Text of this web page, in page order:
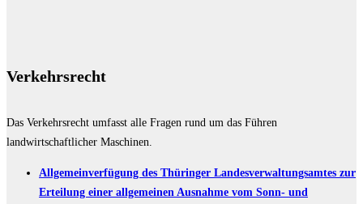
Verkehrsrecht
Das Verkehrsrecht umfasst alle Fragen rund um das Führen
landwirtschaftlicher Maschinen.
Allgemeinverfügung des Thüringer Landesverwaltungsamtes zur
Erteilung einer allgemeinen Ausnahme vom Sonn- und